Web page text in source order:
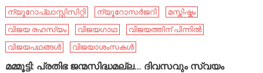
ന്യൂറോപ്ലാസ്റ്റിസിറ്റി
ന്യൂറോസർജറി
മസ്തിഷ്കം
വിജയ രഹസ്യം
വിജയഗാഥ
വിജയത്തിന് പിന്നിൽ
വിജയപഥങ്ങൾ
വിജയാശംസകൾ
മമ്മൂട്ടി: പ്രതിഭ ജന്മസിദ്ധമല്ല… ദിവസവും സ്വയം